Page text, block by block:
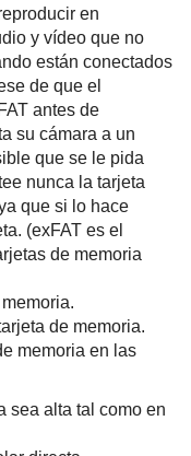
en
y vídeo que no
están conectados
de que el
antes de
su cámara a un
que se le pida
nunca la tarjeta
que si lo hace
(exFAT es el
de memoria
de memoria.
memoria en las
sea alta tal como en